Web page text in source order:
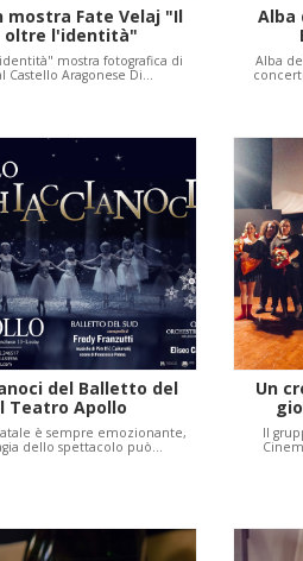
mostra Fate Velaj "Il
oltre l'identità"
mostra fotografica di
Castello Aragonese Di…
Alba
Alba
del Balletto del
Teatro Apollo
è sempre emozionante,
dello spettacolo può…
Un
Il